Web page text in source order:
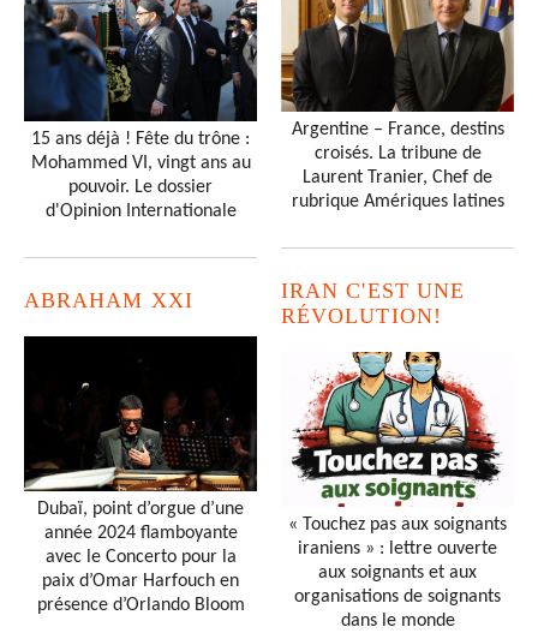
15 ans déjà ! Fête du trône :
Mohammed VI, vingt ans au
pouvoir. Le dossier
d'Opinion Internationale
ABRAHAM XXI
Dubaï, point d’orgue d’une
année 2024 flamboyante
avec le Concerto pour la
paix d’Omar Harfouch en
présence d’Orlando Bloom
Argentine – France, destins
croisés. La tribune de
Laurent Tranier, Chef de
rubrique Amériques latines
IRAN C'EST UNE
RÉVOLUTION!
« Touchez pas aux soignants
iraniens » : lettre ouverte
aux soignants et aux
organisations de soignants
dans le monde